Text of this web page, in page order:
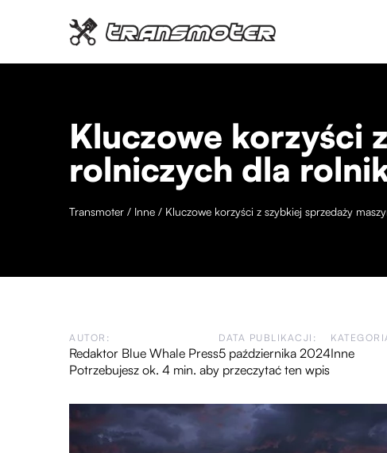
Kluczowe korzyści
rolniczych dla
Transmoter / Inne / Kluczowe korzyści z szybkiej sprzedaży
AUTOR:
Redaktor Blue Whale Press
DATA PUBLIKACJI:
5 października 2024Inne
Potrzebujesz ok. 4 min. aby przeczytać ten wpis